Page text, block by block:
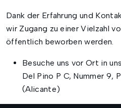
Dank der Erfahrung und
wir Zugang zu einer Vielzahl
öffentlich beworben werden.
Besuche uns vor Ort in
Del Pino P C, Nummer 9,
(Alicante)